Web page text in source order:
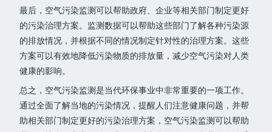
最后，空气污染监测可以帮助政府、企业等相关部门制定更好
的污染治理方案。监测数据可以帮助这些部门了解各种污染源
的排放情况，并根据不同的情况制定针对性的治理方案。这些
方案可以有效地降低污染物质的排放量，减少空气污染对人类
健康的影响。
总之，空气污染监测是当代环保事业中非常重要的一项工作。
通过全面了解当地的污染情况，提醒人们注意健康问题，并帮
助相关部门制定更好的污染治理方案，空气污染监测可以帮助